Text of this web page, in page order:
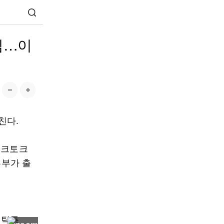
…이
다.
토크
가 출